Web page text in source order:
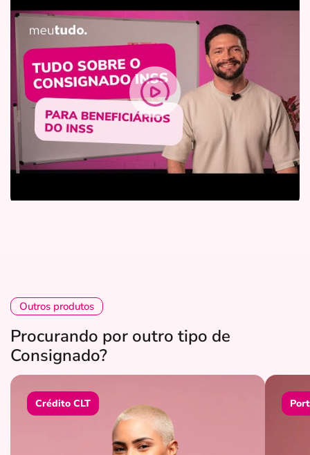
Outros produtos
Procurando por outro tipo de
Consignado?
Crédito CLT